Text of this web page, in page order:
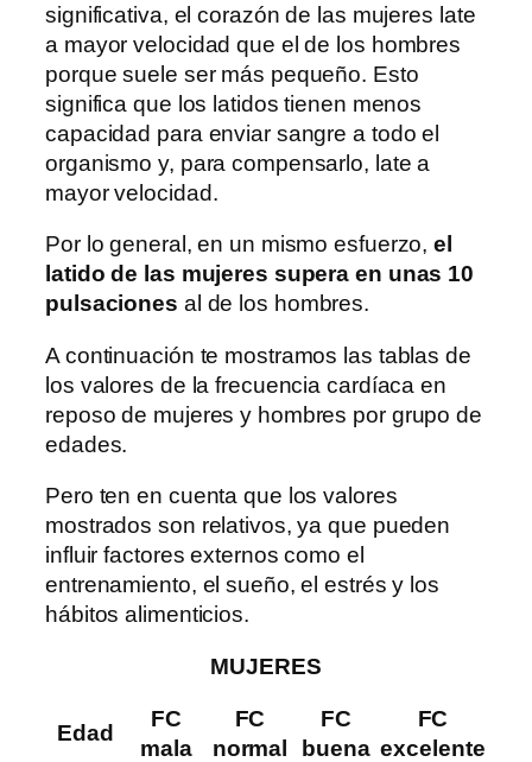
significativa, el corazón de las mujeres late
a mayor velocidad que el de los hombres
porque suele ser más pequeño. Esto
significa que los latidos tienen menos
capacidad para enviar sangre a todo el
organismo y, para compensarlo, late a
mayor velocidad.
Por lo general, en un mismo esfuerzo,el
latido de las mujeres supera en unas 10
pulsaciones al de los hombres.
A continuación te mostramos las tablas de
los valores de la frecuencia cardíaca en
reposo de mujeres y hombres por grupo de
edades.
Pero ten en cuenta que los valores
mostrados son relativos, ya que pueden
influir factores externos como el
entrenamiento, el sueño, el estrés y los
hábitos alimenticios.
MUJERES
Edad
FC
mala
FC
normal
FC
buena
FC
excelente